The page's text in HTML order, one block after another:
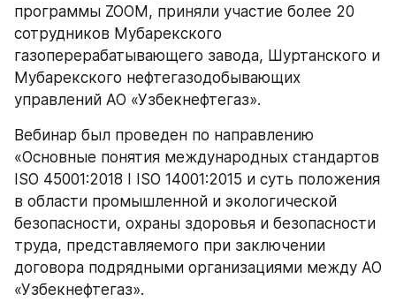
программы ZOOM, приняли участие более 20
сотрудников Мубарекского
газоперерабатывающего завода, Шуртанского и
Мубарекского нефтегазодобывающих
управлений АО «Узбекнефтегаз».
Вебинар был проведен по направлению
«Основные понятия международных стандартов
ISO 45001:2018 I ISO 14001:2015 и суть положения
в области промышленной и экологической
безопасности, охраны здоровья и безопасности
труда, представляемого при заключении
договора подрядными организациями между АО
«Узбекнефтегаз».